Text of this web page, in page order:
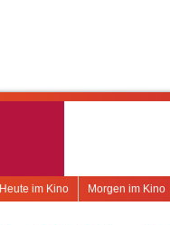
Morgen im Kino
Heute im Kino